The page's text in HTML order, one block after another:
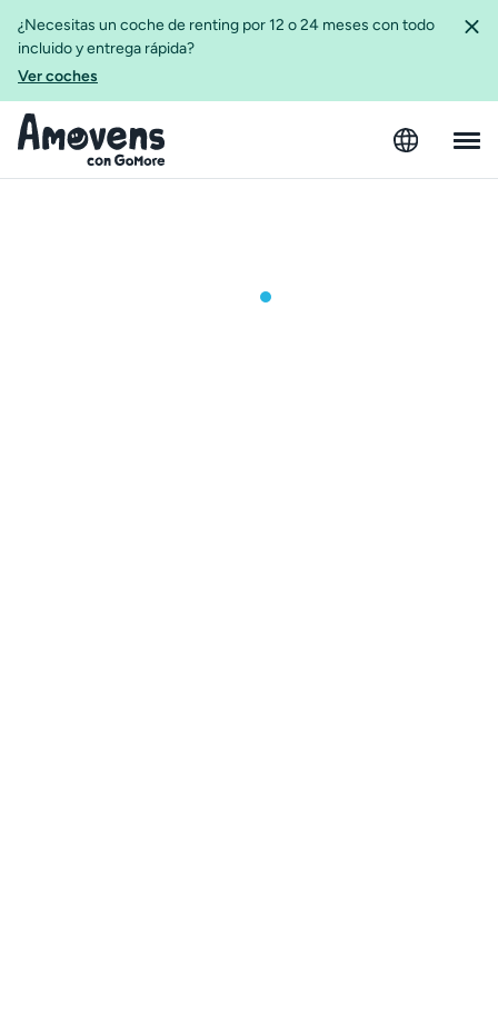
¿Necesitas un coche de renting por 12 o 24 meses con todo
incluido y entrega rápida?
Ver coches